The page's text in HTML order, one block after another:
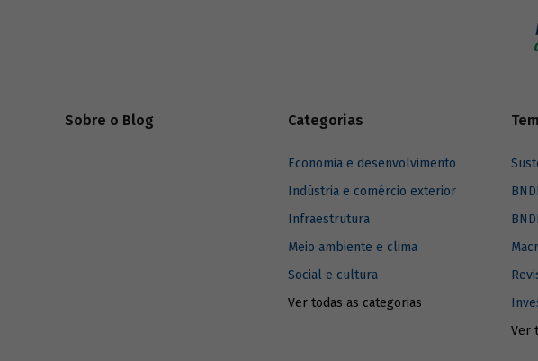
Sobre o Blog Categorias
Economia e desenvolvimento
Indústria e comércio exterior
Infraestrutura
Meio ambiente e clima
Social e cultura
Ver todas as categorias
Ver